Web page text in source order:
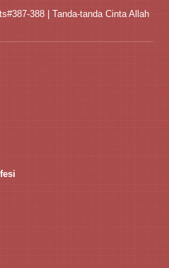
388 | Tanda-tanda Cinta Allah